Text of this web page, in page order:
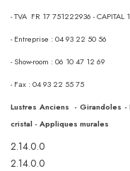
- TVA FR 17 751222936 - CAPITAL
- Entreprise : 04 93 22 50 56
- Show-room : 06 10 47 12 69
- Fax : 04 93 22 55 75
Lustres Anciens - Girandoles -
cristal - Appliques murales
2.14.0.0
2.14.0.0